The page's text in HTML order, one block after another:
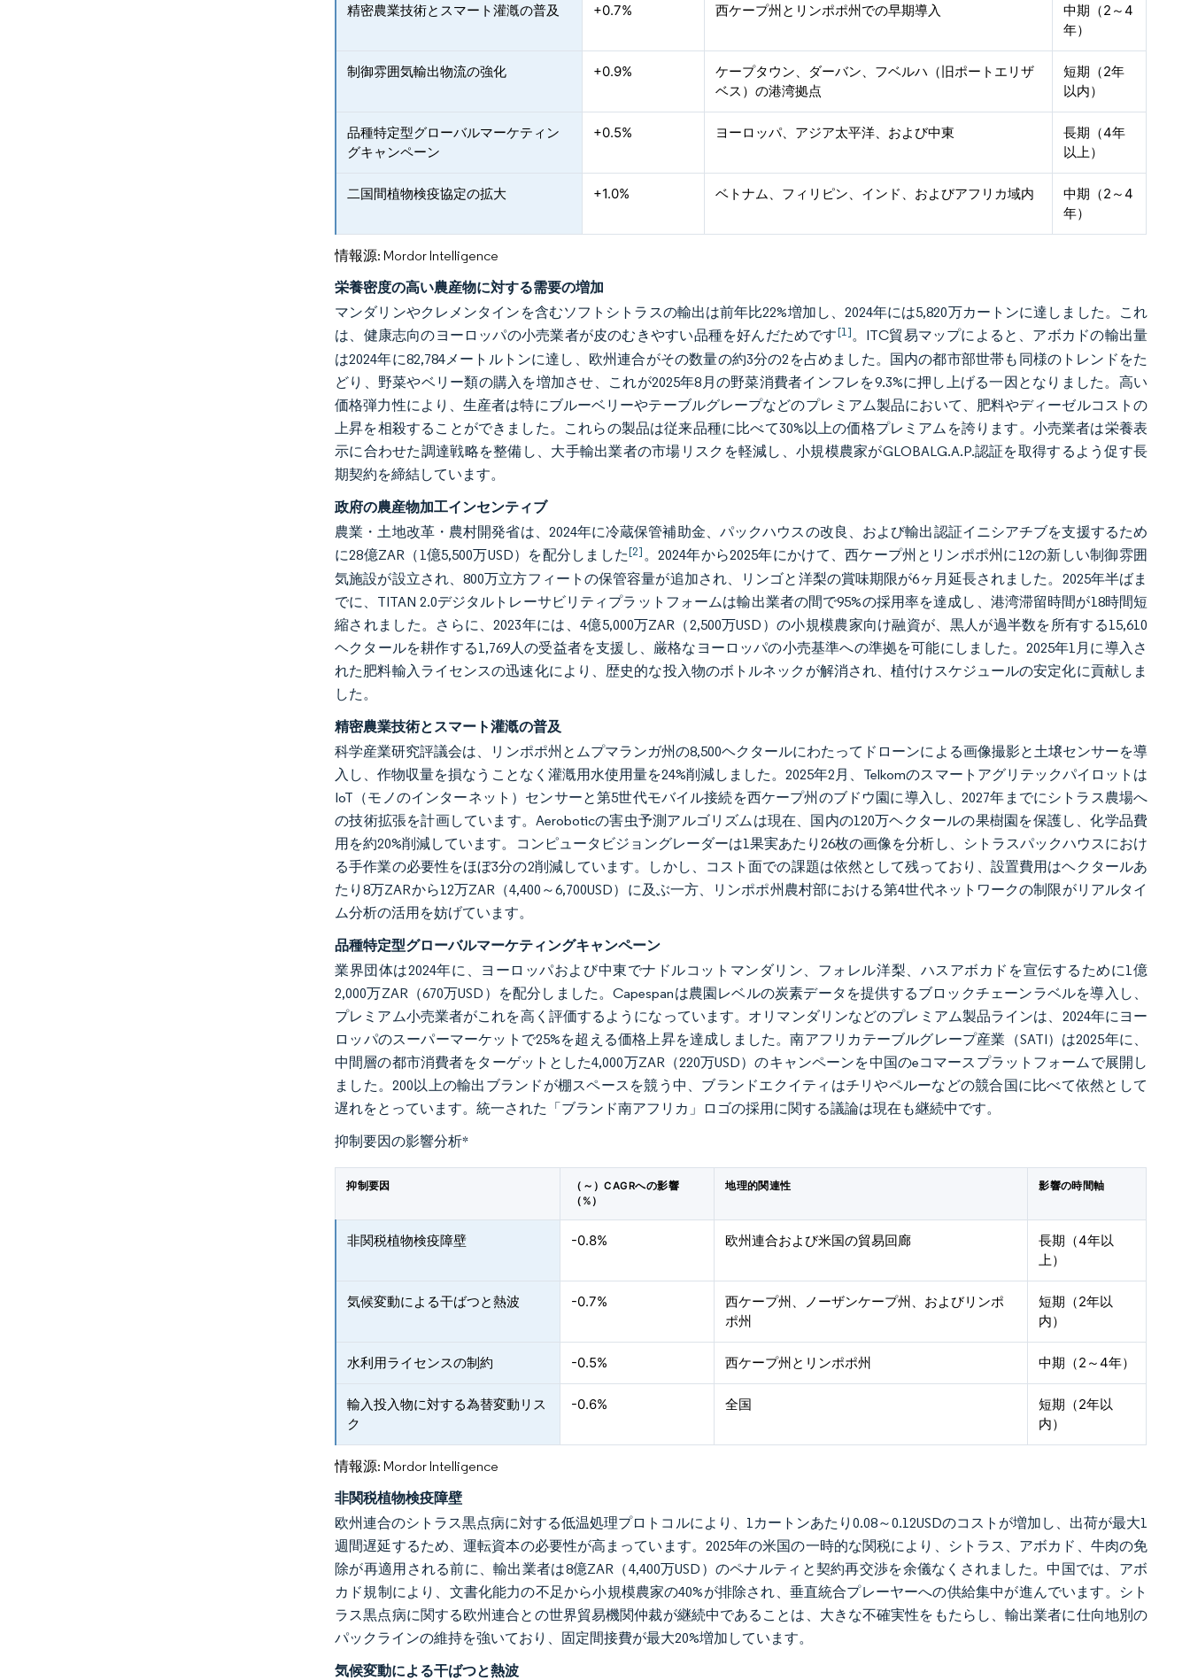
精密農業技術とスマート灌漑の普及 +0.7% 西ケープ州とリンポポ州での早期導入
中期（2～4
年）
制御雰囲気輸出物流の強化 +0.9%
ケープタウン、ダーバン、フベルハ（旧ポートエリザ
ベス）の港湾拠点
短期（2年
以内）
品種特定型グローバルマーケティン
グキャンペーン
+0.5% ヨーロッパ、アジア太平洋、および中東
長期（4年
以上）
二国間植物検疫協定の拡大 +1.0% ベトナム、フィリピン、インド、およびアフリカ域内
中期（2～4
年）
情報源: Mordor Intelligence
栄養密度の高い農産物に対する需要の増加
マンダリンやクレメンタインを含むソフトシトラスの輸出は前年比22%増加し、2024年には5,820万カートンに達しました。これ
は、健康志向のヨーロッパの小売業者が皮のむきやすい品種を好んだためです[1]。ITC貿易マップによると、アボカドの輸出量
は2024年に82,784メートルトンに達し、欧州連合がその数量の約3分の2を占めました。国内の都市部世帯も同様のトレンドをた
どり、野菜やベリー類の購入を増加させ、これが2025年8月の野菜消費者インフレを9.3%に押し上げる一因となりました。高い
価格弾力性により、生産者は特にブルーベリーやテーブルグレープなどのプレミアム製品において、肥料やディーゼルコストの
上昇を相殺することができました。これらの製品は従来品種に比べて30%以上の価格プレミアムを誇ります。小売業者は栄養表
示に合わせた調達戦略を整備し、大手輸出業者の市場リスクを軽減し、小規模農家がGLOBALG.A.P.認証を取得するよう促す長
期契約を締結しています。
政府の農産物加工インセンティブ
農業・土地改革・農村開発省は、2024年に冷蔵保管補助金、パックハウスの改良、および輸出認証イニシアチブを支援するため
に28億ZAR（1億5,500万USD）を配分しました[2]。2024年から2025年にかけて、西ケープ州とリンポポ州に12の新しい制御雰囲
気施設が設立され、800万立方フィートの保管容量が追加され、リンゴと洋梨の賞味期限が6ヶ月延長されました。2025年半ばま
でに、TITAN 2.0デジタルトレーサビリティプラットフォームは輸出業者の間で95%の採用率を達成し、港湾滞留時間が18時間短
縮されました。さらに、2023年には、4億5,000万ZAR（2,500万USD）の小規模農家向け融資が、黒人が過半数を所有する15,610
ヘクタールを耕作する1,769人の受益者を支援し、厳格なヨーロッパの小売基準への準拠を可能にしました。2025年1月に導入さ
れた肥料輸入ライセンスの迅速化により、歴史的な投入物のボトルネックが解消され、植付けスケジュールの安定化に貢献しま
した。
精密農業技術とスマート灌漑の普及
科学産業研究評議会は、リンポポ州とムプマランガ州の8,500ヘクタールにわたってドローンによる画像撮影と土壌センサーを導
入し、作物収量を損なうことなく灌漑用水使用量を24%削減しました。2025年2月、Telkomのスマートアグリテックパイロットは
IoT（モノのインターネット）センサーと第5世代モバイル接続を西ケープ州のブドウ園に導入し、2027年までにシトラス農場へ
の技術拡張を計画しています。Aeroboticの害虫予測アルゴリズムは現在、国内の120万ヘクタールの果樹園を保護し、化学品費
用を約20%削減しています。コンピュータビジョングレーダーは1果実あたり26枚の画像を分析し、シトラスパックハウスにおけ
る手作業の必要性をほぼ3分の2削減しています。しかし、コスト面での課題は依然として残っており、設置費用はヘクタールあ
たり8万ZARから12万ZAR（4,400～6,700USD）に及ぶ一方、リンポポ州農村部における第4世代ネットワークの制限がリアルタイ
ム分析の活用を妨げています。
品種特定型グローバルマーケティングキャンペーン
業界団体は2024年に、ヨーロッパおよび中東でナドルコットマンダリン、フォレル洋梨、ハスアボカドを宣伝するために1億
2,000万ZAR（670万USD）を配分しました。Capespanは農園レベルの炭素データを提供するブロックチェーンラベルを導入し、
プレミアム小売業者がこれを高く評価するようになっています。オリマンダリンなどのプレミアム製品ラインは、2024年にヨー
ロッパのスーパーマーケットで25%を超える価格上昇を達成しました。南アフリカテーブルグレープ産業（SATI）は2025年に、
中間層の都市消費者をターゲットとした4,000万ZAR（220万USD）のキャンペーンを中国のeコマースプラットフォームで展開し
ました。200以上の輸出ブランドが棚スペースを競う中、ブランドエクイティはチリやペルーなどの競合国に比べて依然として
遅れをとっています。統一された「ブランド南アフリカ」ロゴの採用に関する議論は現在も継続中です。
抑制要因の影響分析*
抑制要因
（～）CAGRへの影響
（%）
地理的関連性 影響の時間軸
非関税植物検疫障壁 -0.8% 欧州連合および米国の貿易回廊
長期（4年以
上）
気候変動による干ばつと熱波 -0.7%
西ケープ州、ノーザンケープ州、およびリンポ
ポ州
短期（2年以
内）
水利用ライセンスの制約 -0.5% 西ケープ州とリンポポ州 中期（2～4年）
輸入投入物に対する為替変動リス
ク
-0.6% 全国
短期（2年以
内）
情報源: Mordor Intelligence
非関税植物検疫障壁
欧州連合のシトラス黒点病に対する低温処理プロトコルにより、1カートンあたり0.08～0.12USDのコストが増加し、出荷が最大1
週間遅延するため、運転資本の必要性が高まっています。2025年の米国の一時的な関税により、シトラス、アボカド、牛肉の免
除が再適用される前に、輸出業者は8億ZAR（4,400万USD）のペナルティと契約再交渉を余儀なくされました。中国では、アボ
カド規制により、文書化能力の不足から小規模農家の40%が排除され、垂直統合プレーヤーへの供給集中が進んでいます。シト
ラス黒点病に関する欧州連合との世界貿易機関仲裁が継続中であることは、大きな不確実性をもたらし、輸出業者に仕向地別の
パックラインの維持を強いており、固定間接費が最大20%増加しています。
気候変動による干ばつと熱波